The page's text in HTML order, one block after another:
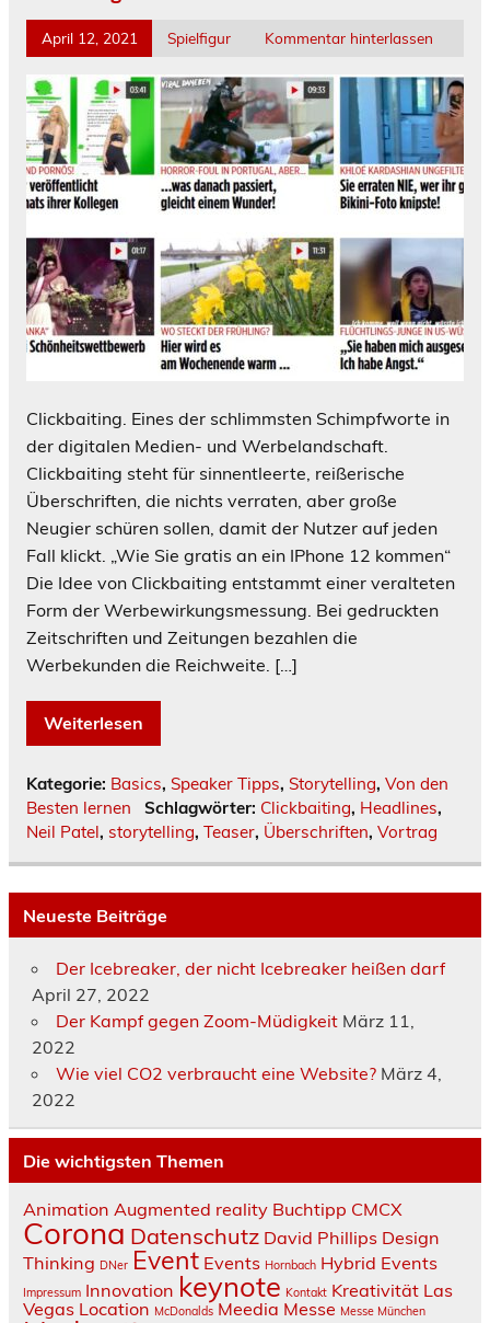
April 12, 2021 Spielfigur Kommentar hinterlassen
Clickbaiting. Eines der schlimmsten Schimpfworte in
der digitalen Medien- und Werbelandschaft.
Clickbaiting steht für sinnentleerte, reißerische
Überschriften, die nichts verraten, aber große
Neugier schüren sollen, damit der Nutzer auf jeden
Fall klickt. „Wie Sie gratis an ein IPhone 12 kommen“
Die Idee von Clickbaiting entstammt einer veralteten
Form der Werbewirkungsmessung. Bei gedruckten
Zeitschriften und Zeitungen bezahlen die
Werbekunden die Reichweite. […]
Weiterlesen
Kategorie: Basics, Speaker Tipps, Storytelling, Von den
Besten lernen
Schlagwörter: Clickbaiting, Headlines,
Neil Patel, storytelling, Teaser, Überschriften, Vortrag
Neueste Beiträge
Der Icebreaker, der nicht Icebreaker heißen darf
April 27, 2022
Der Kampf gegen Zoom-Müdigkeit März 11,
2022
Wie viel CO2 verbraucht eine Website? März 4,
2022
Die wichtigsten Themen
Animation Augmented reality Buchtipp CMCX
Corona Datenschutz David Phillips Design
Thinking DNer Event Events Hornbach Hybrid Events
Impressum Innovation keynote Kontakt Kreativität Las
Vegas Location McDonalds Meedia Messe Messe München